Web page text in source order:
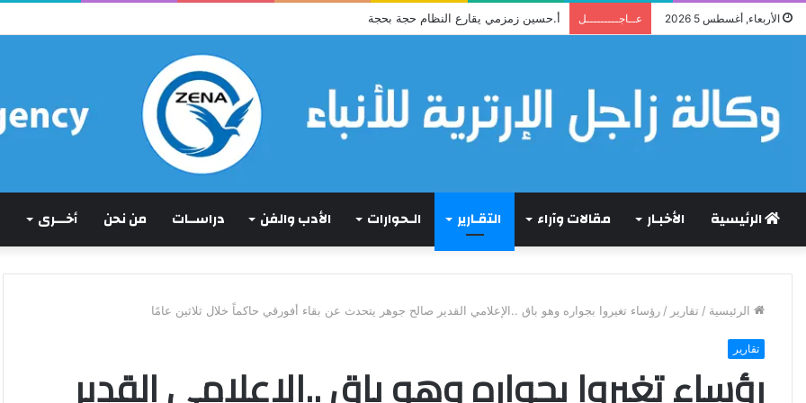
الأربعاء, أغسطس 5 2026 عــاجـــــــــل أ.حسين زمزمي يقارع النظام حجة بحجة
الرئيسية الأخبـار مقالات وآراء التقـارير الـحوارات الأدب والفن دراســات من نحن أخـــرى
الرئيسية / تقارير / رؤساء تغيروا بجواره وهو باق ..الإعلامي القدير صالح جوهر يتحدث عن بقاء أفورقي حاكماً خلال ثلاثين عامًا
تقارير
رؤساء تغيروا بجواره وهو باق ..الإعلامي القدير